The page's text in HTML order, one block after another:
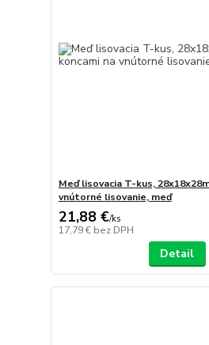
Meď lisovacia T-kus,
vnútorné lisovanie, meď
21,88 €/ks
17,79 € bez DPH
Detail